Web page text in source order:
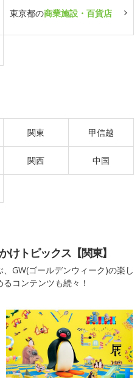
東京都の商業施設・百貨店
関東 甲信越
関西 中国
けトピックス【関東】
GW(ゴールデンウィーク)の楽し
コンテンツも続々！